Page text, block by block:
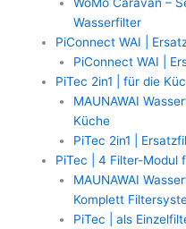
Wasserfilter
PiConnect WAI |
PiConnect WAI |
PiTec 2in1 | für die
MAUNAWAI
Küche
PiTec 2in1 |
PiTec | 4 Filter-Modul
MAUNAWAI
Komplett
PiTec | als